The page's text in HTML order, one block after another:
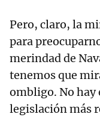
Pero, claro, la
para
merindad de
tenemos que
ombligo. No hay
legislación más